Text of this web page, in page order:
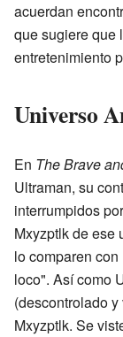
acuerdan
que sugiere que
entretenimiento
Universo
En The Brave
Ultraman, su
interrumpidos
Mxyzptlk de ese
lo comparen
loco". Así como
(descontrolado
Mxyzptlk. Se